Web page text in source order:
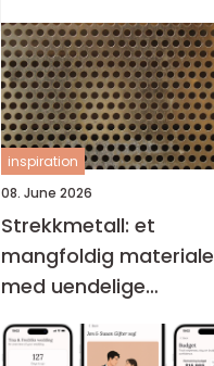
inspiration
08. June 2026
Strekkmetall: et
mangfoldig materiale
med uendelige
muligheter